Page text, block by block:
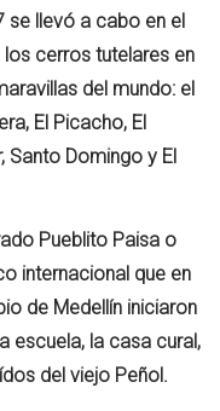
se llevó a cabo en el
cerros tutelares en
del mundo: el
El Picacho, El
Santo Domingo y El
Pueblito Paisa o
internacional que en
de Medellín iniciaron
escuela, la casa cural,
del viejo Peñol.